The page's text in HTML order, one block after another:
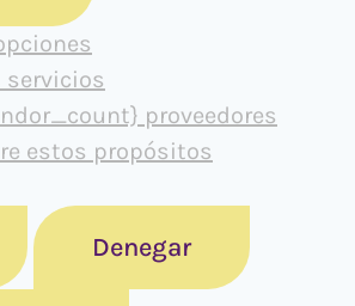
servicios
proveedores
estos propósitos
Denegar